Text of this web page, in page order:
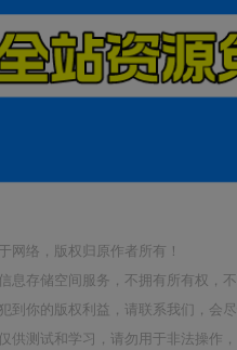
网络，版权归原作者所有！
息存储空间服务，不拥有所有权，不
到你的版权利益，请联系我们，会
供测试和学习，请勿用于非法操作，